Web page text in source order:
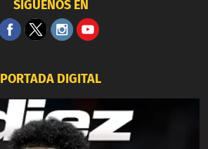
SÍGUENOS EN
PORTADA DIGITAL